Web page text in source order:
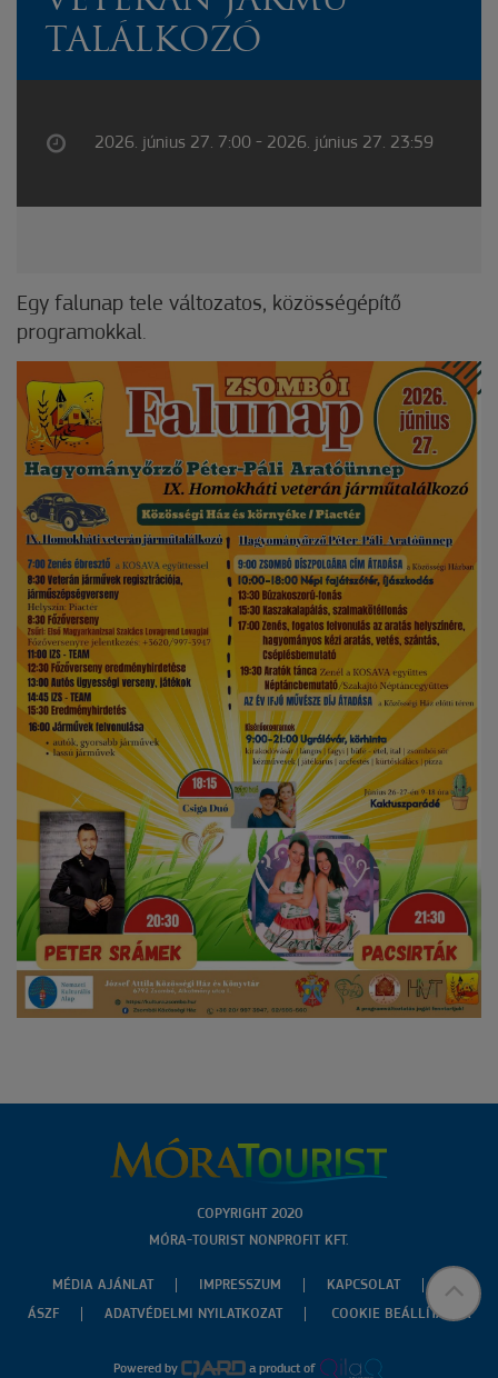
TALÁLKOZÓ
2026. június 27. 7:00 - 2026. június 27. 23:59
Egy falunap tele változatos, közösségépítő
programokkal.
COPYRIGHT 2020
MÓRA-TOURIST NONPROFIT KFT.
MÉDIA AJÁNLAT IMPRESSZUM
KAPCSOLAT
ÁSZF
ADATVÉDELMI NYILATKOZAT COOKIE BEÁLLÍTÁSOK
Powered by a product of